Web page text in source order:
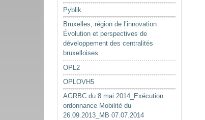
Pyblik
Bruxelles, région de l’innovation
Évolution et perspectives de
développement des centralités
bruxelloises
OPL2
OPLOVH5
AGRBC du 8 mai 2014_Exécution
ordonnance Mobilité du
26.09.2013_MB 07.07.2014